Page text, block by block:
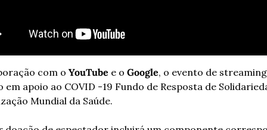
com o YouTube e o Google, o evento de
em apoio ao COVID -19 Fundo de Resposta de
Mundial da Saúde.